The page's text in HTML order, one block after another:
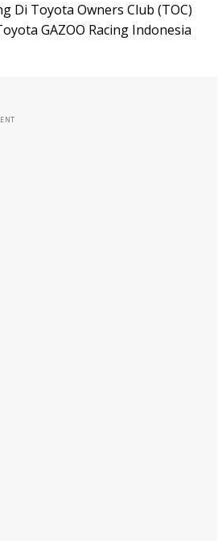
Di Toyota Owners Club (TOC)
GAZOO Racing Indonesia